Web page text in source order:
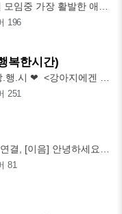
임중 가장 활발한 애견
습 196
복한시간)
지에겐 견
251
] 안녕하세요 :)
81